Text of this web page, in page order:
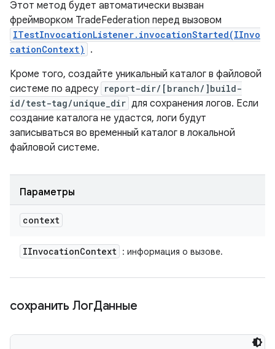
Этот метод будет автоматически вызван
фреймворком TradeFederation перед вызовом
ITestInvocationListener.invocationStarted(IInvo
cationContext)
.
Кроме того, создайте уникальный каталог в файловой
системе по адресу report-dir/[branch/]build-
id/test-tag/unique_dir для сохранения логов. Если
создание каталога не удастся, логи будут
записываться во временный каталог в локальной
файловой системе.
Параметры
context
IInvocationContext : информация о вызове.
сохранить ЛогДанные